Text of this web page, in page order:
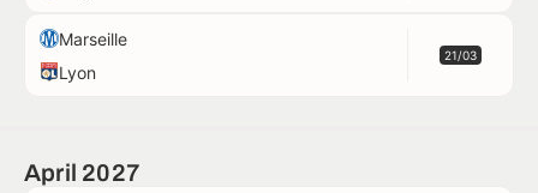
Marseille
Lyon
21/03
April 2027